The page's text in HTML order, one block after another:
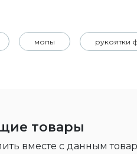
мопы рукоятки
товары
вместе с данным